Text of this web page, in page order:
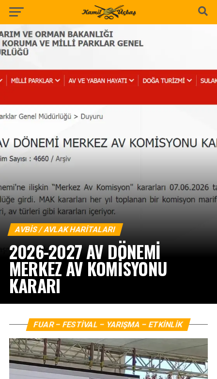
AVBIS / AVLAK HARITALARI
2026-2027 AV DÖNEMİ
MERKEZ AV KOMİSYONU
KARARI
FUAR – FESTİVAL – YARIŞMA – ETKİNLİK